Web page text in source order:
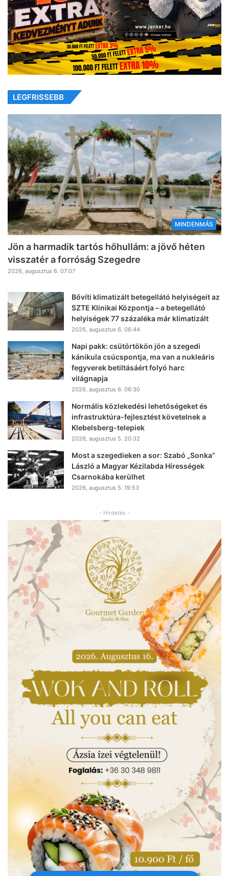
LEGFRISSEBB
MINDENMÁS
Jön a harmadik tartós hőhullám: a jövő héten
visszatér a forróság Szegedre
2026, augusztus 6. 07:07
Bővíti klimatizált betegellátó helyiségeit az
SZTE Klinikai Központja – a betegellátó
helyiségek 77 százaléka már klimatizált
2026, augusztus 6. 06:44
Napi pakk: csütörtökön jön a szegedi
kánikula csúcspontja, ma van a nukleáris
fegyverek betiltásáért folyó harc
világnapja
2026, augusztus 6. 06:30
Normális közlekedési lehetőségeket és
infrastruktúra-fejlesztést követelnek a
Klebelsberg-telepiek
2026, augusztus 5. 20:32
Most a szegedieken a sor: Szabó „Sonka”
László a Magyar Kézilabda Hírességek
Csarnokába kerülhet
2026, augusztus 5. 19:53
- Hirdetés -